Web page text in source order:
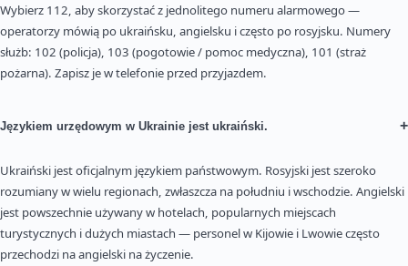
Wybierz 112, aby skorzystać z jednolitego numeru alarmowego —
operatorzy mówią po ukraińsku, angielsku i często po rosyjsku. Numery
służb: 102 (policja), 103 (pogotowie / pomoc medyczna), 101 (straż
pożarna). Zapisz je w telefonie przed przyjazdem.
Językiem urzędowym w Ukrainie jest ukraiński. +
Ukraiński jest oficjalnym językiem państwowym. Rosyjski jest szeroko
rozumiany w wielu regionach, zwłaszcza na południu i wschodzie. Angielski
jest powszechnie używany w hotelach, popularnych miejscach
turystycznych i dużych miastach — personel w Kijowie i Lwowie często
przechodzi na angielski na życzenie.